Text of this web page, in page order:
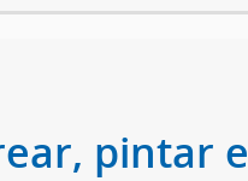
pintar e